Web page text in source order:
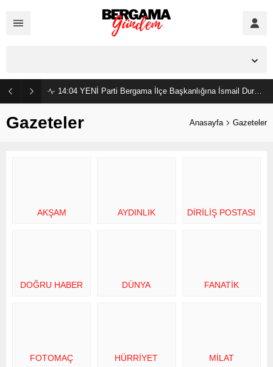
14:04 YENİ Parti Bergama İlçe Başkanlığına İsmail Durmaz görevlendirildi
Gazeteler Anasayfa Gazeteler
AKŞAM AYDINLIK DIRILIŞ POSTASI
DOĞRU HABER DÜNYA FANATIK
FOTOMAÇ HÜRRIYET MILAT